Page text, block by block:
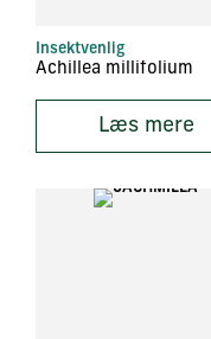
Insektvenlig
Achillea millifolium
Læs mere